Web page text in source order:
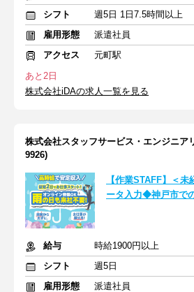
シフト
週5日 1日7.5時間以上
雇用形態
派遣社員
アクセス
元町駅
あと2日
株式会社iDAの求人一覧を見る
株式会社スタッフサービス・エンジニア
9926)
【作業STAFF】＜
ータ入力◆神戸市で
給与
時給1900円以上
シフト
週5日
雇用形態
派遣社員